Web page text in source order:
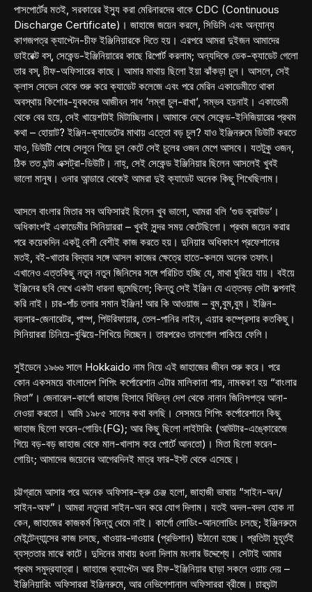
পাসপোর্টের মতই, সরকারের ইস্যু করা মেরিনারদের থাকে CDC (Continuous
Discharge Certificate)। জাহাজে জয়েন করলে, সিডিসি এবং অন্যান্য
কাগজপত্র ক্যাপ্টেন-চীফ ইঞ্জিনিয়ারকে দিতে হয়। এরপরে আমরা দুইজন আমাদের
ডাইরেক্ট বস্, সেকেন্ড-ইঞ্জিনিয়ারের কাছে রিপোর্ট করলাম; অন্যদিকে ডেক-ক্যাডেট গেলো
তার বস্‌, চীফ-অফিসারের কাছে। আমার মাথায় ছিলো ইয়া ঝাঁকড়া চুল। আসলে, সেই
ক্লাস সেভেন থেকে শুরু করে ক্যাডেট কলেজে এবং পরে মেরিন একাডেমীতে থাকা
অবস্থায় কিশোর-যুবকদের আজীবন সাধ ‘লম্বা চুল-রাখা’, সম্ভব হয়নাই। একাডেমী
থেকে বের হয়ে, সেই খায়েশটাই মিটাচ্ছিলাম। আমাকে দেখে সেকেন্ড-ইনিজিয়ারের প্রথম
কথা – হোয়াট? ইঞ্জিন-ক্যাডেটের মাথায় এত্তো বড় চুল? যাও ইঞ্জিনরুমে ডিউটি করতে
যাও, ডিউটি শেষে সেলুনে গিয়ে চুল কেটে সেই চুলের ওজন মেপে আসবে। যতটুকু ওজন,
ঠিক তত ঘন্টা এক্সট্রা-ডিউটি। নাহ্‌, সেই সেকেন্ড ইঞ্জিনিয়ার ছিলেন আসলেই খুবই
ভালো মানুষ। ওনার আন্ডারে থেকেই আমরা দুই ক্যাডেট অনেক কিছু শিখেছিলাম।
আসলে বাংলার মিতার সব অফিসারই ছিলেন খুব ভালো, আমরা বলি ‘গুড ক্রাউড’।
অধিকাংশই একাডেমীর সিনিয়াররা – খুবই সুন্দর সময় কেটেছিলো। প্রথম জয়েন করার
পরে কয়েকদিন একটু বেশী বেশীই কাজ করতে হয়। দুনিয়ার অধিকাংশ প্রফেশানের
মতই, বই-খাতার বিদ্যার সঙ্গে আসল কাজের ক্ষেত্রে হাতে-কলমে অনেক তফাৎ।
এখানেও এত্তকিছু নতুন নতুন জিনিসের সঙ্গে পরিচিত হচ্ছি যে, মাথা ঘুরিয়ে যায়। বইয়ে
ইঞ্জিনের ছবি দেখে একটা ধারনা জন্মেছিলো; কিন্তু সেই ইঞ্জিন যে এত্তবড় সেটা কল্পনাই
করি নাই। চার-পাঁচ তলার সমান ইঞ্জিন! আর কি আওয়াজ – বুম,বুম,বুম। ইঞ্জিন-
বয়লার-জেনারেটর, পাম্প, পিউরিফায়ার, তেল-পানির লাইন, এয়ার কম্প্রেসার কতকিছু।
সিনিয়াররা চিনিয়ে-বুঝিয়ে-শিখিয়ে দিচ্ছেন। তারপরেও তালগোল পাকিয়ে ফেলি।
সুইডেনে ১৯৬৬ সালে Hokkaido নাম নিয়ে এই জাহাজের জীবন শুরু করে। পরে
কোন একসময়ে বাংলাদেশ শিপিং কর্পোরেশান এটার মালিকানা পায়, নামকরণ হয় “বাংলার
মিতা”। জেনারেল-কার্গো জাহাজ হিসাবে বিভিন্ন দেশ থেকে নানান জিনিসপত্র আনা-
নেওয়া করতো। আমি ১৯৮৫ সালের কথা বলছি। সেসময়ে শিপিং কর্পোরেশানে কিছু
জাহাজ ছিলো ফরেন-গোয়িং(FG); আর কিছু ছিলো লাইটারিং (আউটার-এঙ্কোরেজে
গিয়ে বড়-বড় জাহাজ থেকে মাল-খালাস করে পোর্টে আনতো)। মিতা ছিলো ফরেন-
গোয়িং; আমাদের জয়েনের আগেরদিনই মাত্র ফার-ইস্ট থেকে এসেছে।
চট্টগ্রামে আসার পরে অনেক অফিসার-ক্রু চেঞ্জ হলো, জাহাজী ভাষায় “সাইন-অন/
সাইন-অফ”। আমরা নতুনরা সাইন-অন করে যোগ দিলাম। যতই অদল-বদল হোক না
কেন, জাহাজের কাজকর্ম কিন্তু থেমে নাই। কার্গো লোডিং-আনলোডিং চলছে; ইঞ্জিনরুমে
মেইন্টেন্যান্সের কাজ চলছে, খাওয়ার-দাওয়ার (প্রভিশান) উঠানো হচ্ছে। প্রতিটা মুহূর্তই
ব্যস্ততার মাঝে কাটে। দুদিনের মাথায় রওনা দিলাম মংলার উদ্দেশ্যে। সেটাই আমার
প্রথম সমুদ্রযাত্রা। জাহাজে ক্যাপ্টেন আর চীফ-ইঞ্জিনিয়ার ছাড়া সকলে ওয়াচ দেয় –
ইঞ্জিনিয়ারিং অফিসাররা ইঞ্জিনরুমে, আর নেভিগেশানাল অফিসাররা ব্রীজে। চারঘন্টা